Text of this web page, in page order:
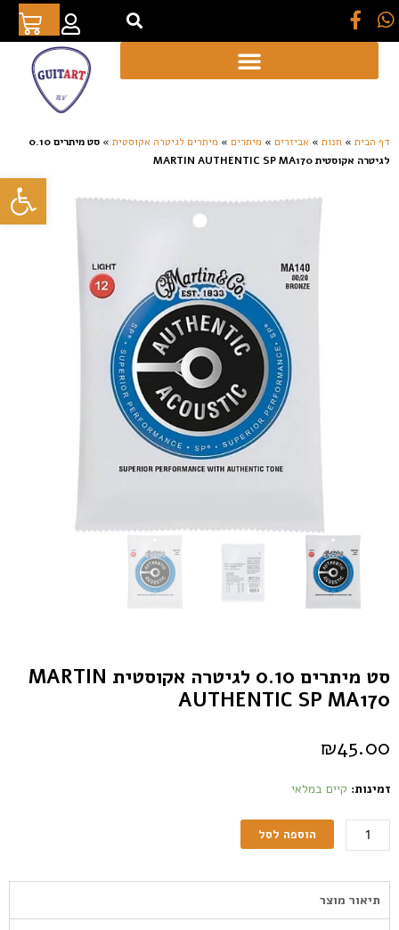
פתח
דף הבית » חנות » אביזרים » מיתרים » מיתרים לגיטרה אקוסטית »
סט מיתרים 0.10
לגיטרה אקוסטית MARTIN AUTHENTIC SP MA170
סט מיתרים 0.10 לגיטרה אקוסטית MARTIN
AUTHENTIC SP MA170
₪45.00
זמינות: קיים במלאי
הוספה לסל
תיאור מוצר